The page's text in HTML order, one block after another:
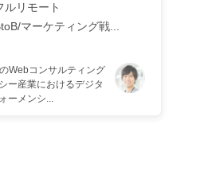
ルリモート
マーケティング戦...
Webコンサルティング
ー産業におけるデジタ
ーメンシ...